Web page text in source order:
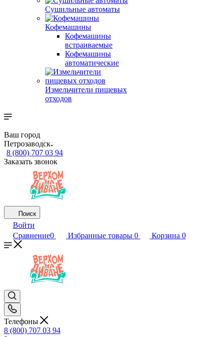
Сушильные автоматы
Кофемашины
Кофемашины
встраиваемые
Кофемашины
автоматические
Измельчители пищевых
отходов
Ваш город
Петрозаводск
8 (800) 707 03 94
Заказать звонок
Поиск
Войти
Сравнение0 Избранные товары 0 Корзина 0
Телефоны
8 (800) 707 03 94